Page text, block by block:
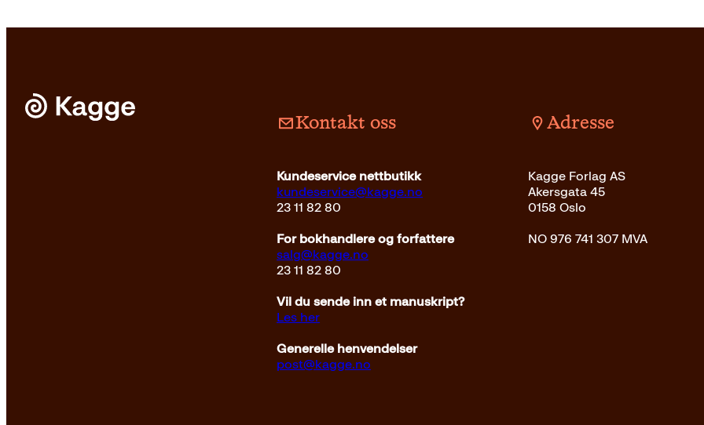
Kontakt oss
Kundeservice nettbutikk
kundeservice@kagge.no
23 11 82 80
For bokhandlere og forfattere
salg@kagge.no
23 11 82 80
Vil du sende inn et manuskript?
Les her
Generelle henvendelser
post@kagge.no
Adresse
Kagge Forlag AS
Akersgata 45
0158 Oslo
NO 976 741 307 MVA